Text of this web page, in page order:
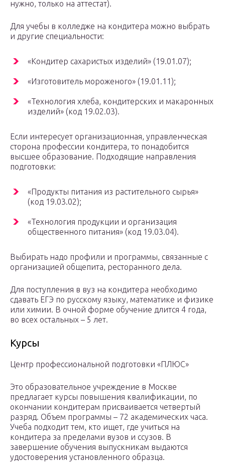
нужно, только на аттестат).
Для учебы в колледже на кондитера можно выбрать
и другие специальности:
«Кондитер сахаристых изделий» (19.01.07);
«Изготовитель мороженого» (19.01.11);
«Технология хлеба, кондитерских и макаронных
изделий» (код 19.02.03).
Если интересует организационная, управленческая
сторона профессии кондитера, то понадобится
высшее образование. Подходящие направления
подготовки:
«Продукты питания из растительного сырья»
(код 19.03.02);
«Технология продукции и организация
общественного питания» (код 19.03.04).
Выбирать надо профили и программы, связанные с
организацией общепита, ресторанного дела.
Для поступления в вуз на кондитера необходимо
сдавать ЕГЭ по русскому языку, математике и физике
или химии. В очной форме обучение длится 4 года,
во всех остальных – 5 лет.
Курсы
Центр профессиональной подготовки «ПЛЮС»
Это образовательное учреждение в Москве
предлагает курсы повышения квалификации, по
окончании кондитерам присваивается четвертый
разряд. Объем программы – 72 академических часа.
Учеба подходит тем, кто ищет, где учиться на
кондитера за пределами вузов и ссузов. В
завершение обучения выпускникам выдаются
удостоверения установленного образца.